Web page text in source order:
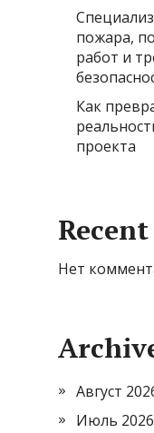
пожара,
работ и
Как
проекта
Нет
Август
Июль 2026